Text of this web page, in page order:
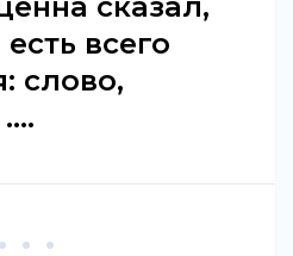
всего
слово,